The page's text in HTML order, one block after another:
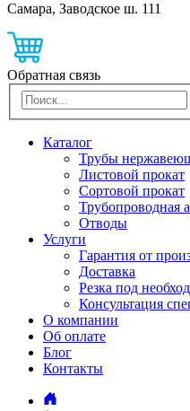
Самара, Заводское ш. 111
Обратная связь
Каталог
Трубы
Листовой прокат
Сортовой прокат
Трубопроводная
Отводы
Услуги
Гарантия от
Доставка
Резка под
Консультация
О компании
Об оплате
Блог
Контакты